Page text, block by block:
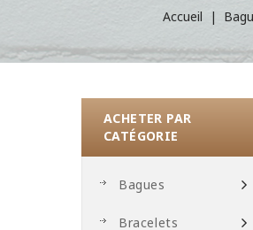
Accueil
ACHETER PAR
CATÉGORIE
Bagues
Bracelets